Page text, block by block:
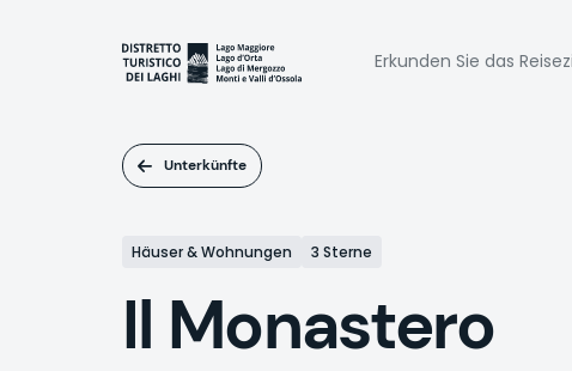
Erkunden Sie das
Unterkünfte
Häuser & Wohnungen 3 Sterne
Il Monastero